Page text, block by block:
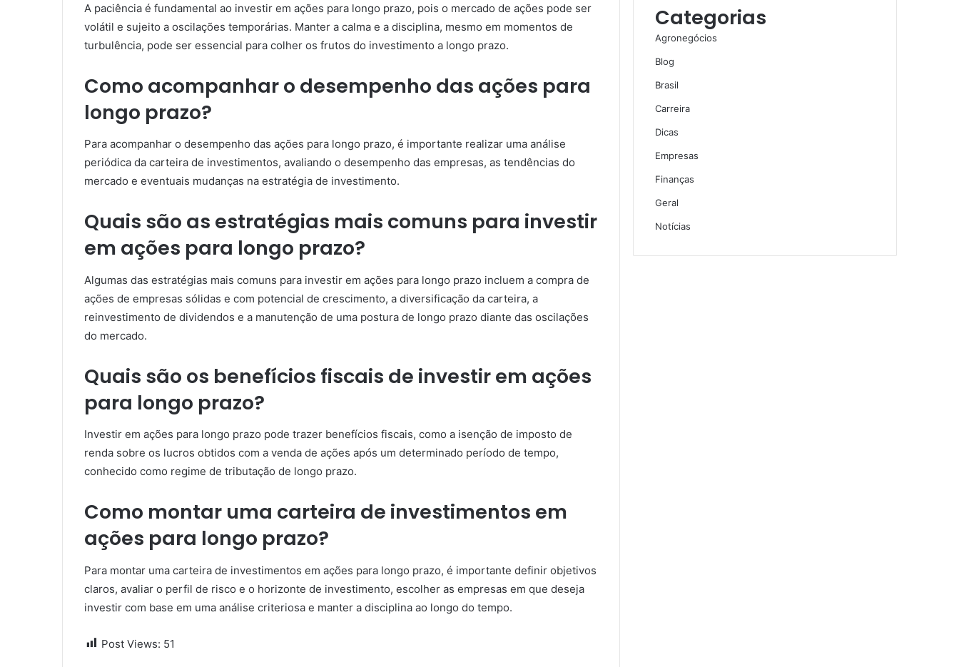
A paciência é fundamental ao investir em ações para longo prazo, pois o mercado de ações pode ser
volátil e sujeito a oscilações temporárias. Manter a calma e a disciplina, mesmo em momentos de
turbulência, pode ser essencial para colher os frutos do investimento a longo prazo.
Como acompanhar o desempenho das ações para
longo prazo?
Para acompanhar o desempenho das ações para longo prazo, é importante realizar uma análise
periódica da carteira de investimentos, avaliando o desempenho das empresas, as tendências do
mercado e eventuais mudanças na estratégia de investimento.
Quais são as estratégias mais comuns para investir
em ações para longo prazo?
Algumas das estratégias mais comuns para investir em ações para longo prazo incluem a compra de
ações de empresas sólidas e com potencial de crescimento, a diversificação da carteira, a
reinvestimento de dividendos e a manutenção de uma postura de longo prazo diante das oscilações
do mercado.
Quais são os benefícios fiscais de investir em ações
para longo prazo?
Investir em ações para longo prazo pode trazer benefícios fiscais, como a isenção de imposto de
renda sobre os lucros obtidos com a venda de ações após um determinado período de tempo,
conhecido como regime de tributação de longo prazo.
Como montar uma carteira de investimentos em
ações para longo prazo?
Para montar uma carteira de investimentos em ações para longo prazo, é importante definir objetivos
claros, avaliar o perfil de risco e o horizonte de investimento, escolher as empresas em que deseja
investir com base em uma análise criteriosa e manter a disciplina ao longo do tempo.
Post Views: 51
Categorias
Agronegócios
Blog
Brasil
Carreira
Dicas
Empresas
Finanças
Geral
Notícias